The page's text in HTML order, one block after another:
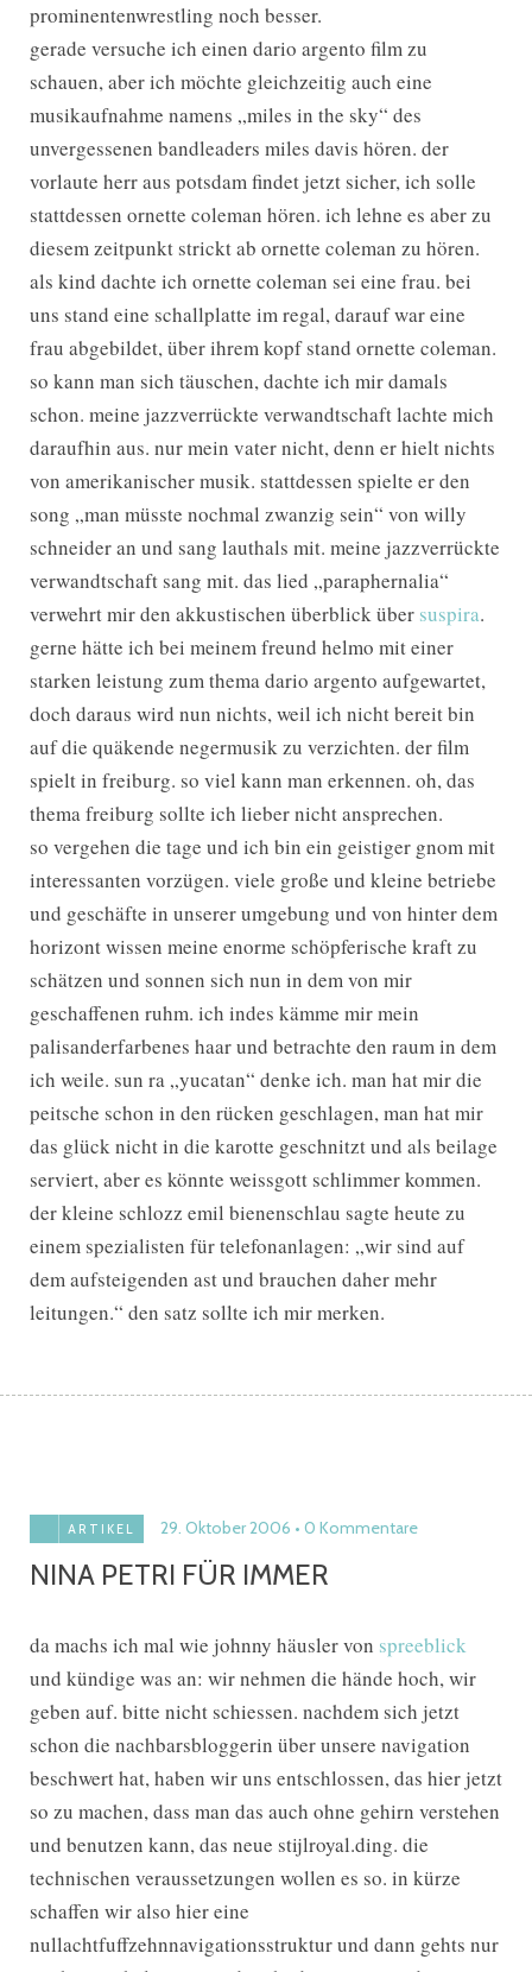
prominentenwrestling noch besser.
gerade versuche ich einen dario argento film zu
schauen, aber ich möchte gleichzeitig auch eine
musikaufnahme namens „miles in the sky“ des
unvergessenen bandleaders miles davis hören. der
vorlaute herr aus potsdam findet jetzt sicher, ich solle
stattdessen ornette coleman hören. ich lehne es aber zu
diesem zeitpunkt strickt ab ornette coleman zu hören.
als kind dachte ich ornette coleman sei eine frau. bei
uns stand eine schallplatte im regal, darauf war eine
frau abgebildet, über ihrem kopf stand ornette coleman.
so kann man sich täuschen, dachte ich mir damals
schon. meine jazzverrückte verwandtschaft lachte mich
daraufhin aus. nur mein vater nicht, denn er hielt nichts
von amerikanischer musik. stattdessen spielte er den
song „man müsste nochmal zwanzig sein“ von willy
schneider an und sang lauthals mit. meine jazzverrückte
verwandtschaft sang mit. das lied „paraphernalia“
verwehrt mir den akkustischen überblick über suspira.
gerne hätte ich bei meinem freund helmo mit einer
starken leistung zum thema dario argento aufgewartet,
doch daraus wird nun nichts, weil ich nicht bereit bin
auf die quäkende negermusik zu verzichten. der film
spielt in freiburg. so viel kann man erkennen. oh, das
thema freiburg sollte ich lieber nicht ansprechen.
so vergehen die tage und ich bin ein geistiger gnom mit
interessanten vorzügen. viele große und kleine betriebe
und geschäfte in unserer umgebung und von hinter dem
horizont wissen meine enorme schöpferische kraft zu
schätzen und sonnen sich nun in dem von mir
geschaffenen ruhm. ich indes kämme mir mein
palisanderfarbenes haar und betrachte den raum in dem
ich weile. sun ra „yucatan“ denke ich. man hat mir die
peitsche schon in den rücken geschlagen, man hat mir
das glück nicht in die karotte geschnitzt und als beilage
serviert, aber es könnte weissgott schlimmer kommen.
der kleine schlozz emil bienenschlau sagte heute zu
einem spezialisten für telefonanlagen: „wir sind auf
dem aufsteigenden ast und brauchen daher mehr
leitungen.“ den satz sollte ich mir merken.
ARTIKEL 29. Oktober 2006 0 Kommentare
NINA PETRI FÜR IMMER
da machs ich mal wie johnny häusler von spreeblick
und kündige was an: wir nehmen die hände hoch, wir
geben auf. bitte nicht schiessen. nachdem sich jetzt
schon die nachbarsbloggerin über unsere navigation
beschwert hat, haben wir uns entschlossen, das hier jetzt
so zu machen, dass man das auch ohne gehirn verstehen
und benutzen kann, das neue stijlroyal.ding. die
technischen veraussetzungen wollen es so. in kürze
schaffen wir also hier eine
nullachtfuffzehnnavigationsstruktur und dann gehts nur